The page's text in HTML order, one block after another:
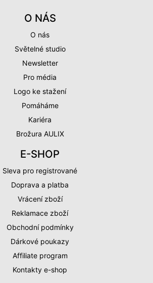
O NÁS
O nás
Světelné studio
Newsletter
Pro média
Logo ke stažení
Pomáháme
Kariéra
Brožura AULIX
E-SHOP
Sleva pro registrované
Doprava a platba
Vrácení zboží
Reklamace zboží
Obchodní podmínky
Dárkové poukazy
Affiliate program
Kontakty e-shop